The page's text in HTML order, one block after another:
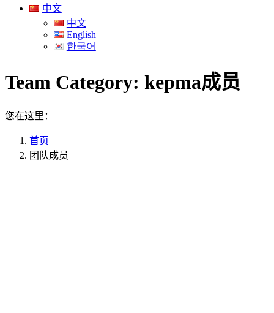
中文
中文
English
한국어
Team Category: kepma成员
您在这里：
首页
团队成员